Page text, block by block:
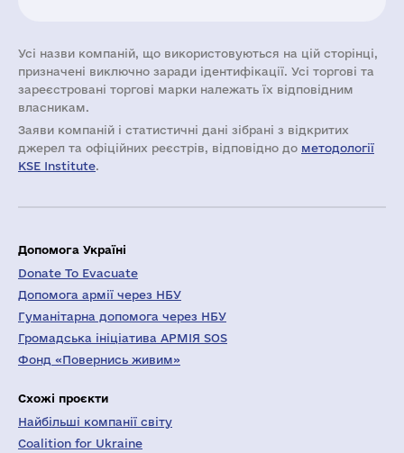
Усі назви компаній, що використовуються на цій сторінці,
призначені виключно заради ідентифікації. Усі торгові та
зареєстровані торгові марки належать їх відповідним
власникам.
Заяви компаній i статистичні дані зібрані з відкритих
джерел та офіційних реєстрів, відповідно до методології
KSE Institute.
Допомога Україні
Donate To Evacuate
Допомога армії через НБУ
Гуманітарна допомога через НБУ
Громадська ініціатива АРМІЯ SOS
Фонд «Повернись живим»
Схожі проєкти
Найбільші компанії світу
Coalition for Ukraine